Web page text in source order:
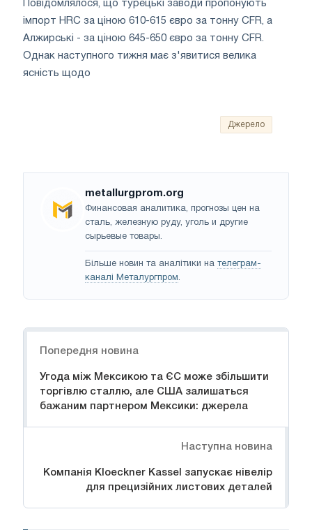
Повідомлялося, що турецькі заводи пропонують
імпорт HRC за ціною 610-615 євро за тонну CFR, а
Алжирські - за ціною 645-650 євро за тонну CFR.
Однак наступного тижня має з'явитися велика
ясність щодо
Джерело
metallurgprom.org
Финансовая аналитика, прогнозы цен на
сталь, железную руду, уголь и другие
сырьевые товары.
Більше новин та аналітики на телеграм-
каналі Металургпром.
Попередня новина
Угода між Мексикою та ЄС може збільшити
торгівлю сталлю, але США залишаться
бажаним партнером Мексики: джерела
Наступна новина
Компанія Kloeckner Kassel запускає нівелір
для прецизійних листових деталей